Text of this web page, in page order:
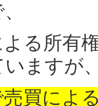
る所有
ますが
買によ